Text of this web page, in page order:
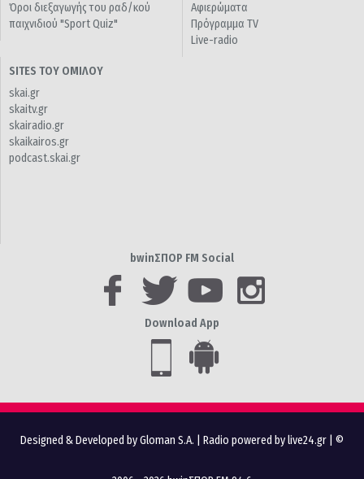
Όροι διεξαγωγής του ραδ/κού
παιχνιδιού "Sport Quiz"
Αφιερώματα
Πρόγραμμα TV
Live-radio
SITES ΤΟΥ ΟΜΙΛΟΥ
skai.gr
skaitv.gr
skairadio.gr
skaikairos.gr
podcast.skai.gr
bwinΣΠΟΡ FM Social
Download App
Designed & Developed by Gloman S.A. Radio powered by live24.gr | ©